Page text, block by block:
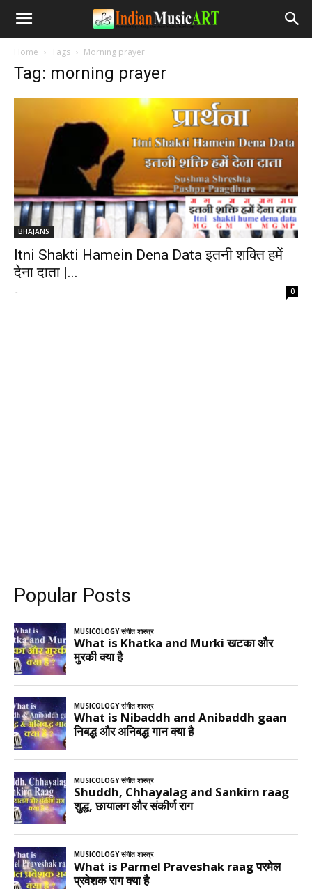
Home Tags Morning prayer
Tag: morning prayer
BHAJANS
Itni Shakti Hamein Dena Data इतनी शक्ति हमें
देना दाता |...
- 0
Popular Posts